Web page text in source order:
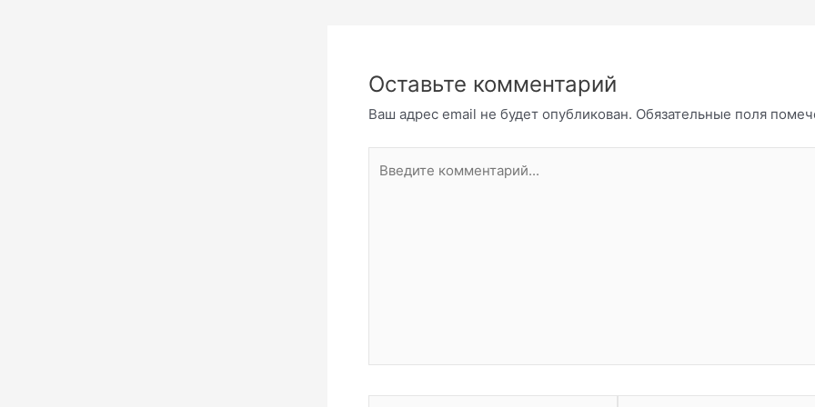
Оставьте комментарий
Ваш адрес email не будет опубликован. Обязательные поля
комментарий...